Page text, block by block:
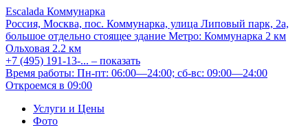
Escalada Коммунарка
Россия, Москва, пос. Коммунарка, улица Липовый парк, 2а,
большое отдельно стоящее здание Метро: Коммунарка 2 км
Ольховая 2.2 км
+7 (495) 191-13-... – показать
Время работы: Пн-пт: 06:00—24:00; сб-вс: 09:00—24:00
Откроемся в 09:00
Услуги и Цены
Фото